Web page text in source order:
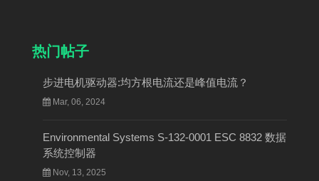
热门帖子
步进电机驱动器:均方根电流还是峰值电流？
Mar, 06, 2024
Environmental Systems S-132-0001 ESC 8832 数据
系统控制器
Nov, 13, 2025